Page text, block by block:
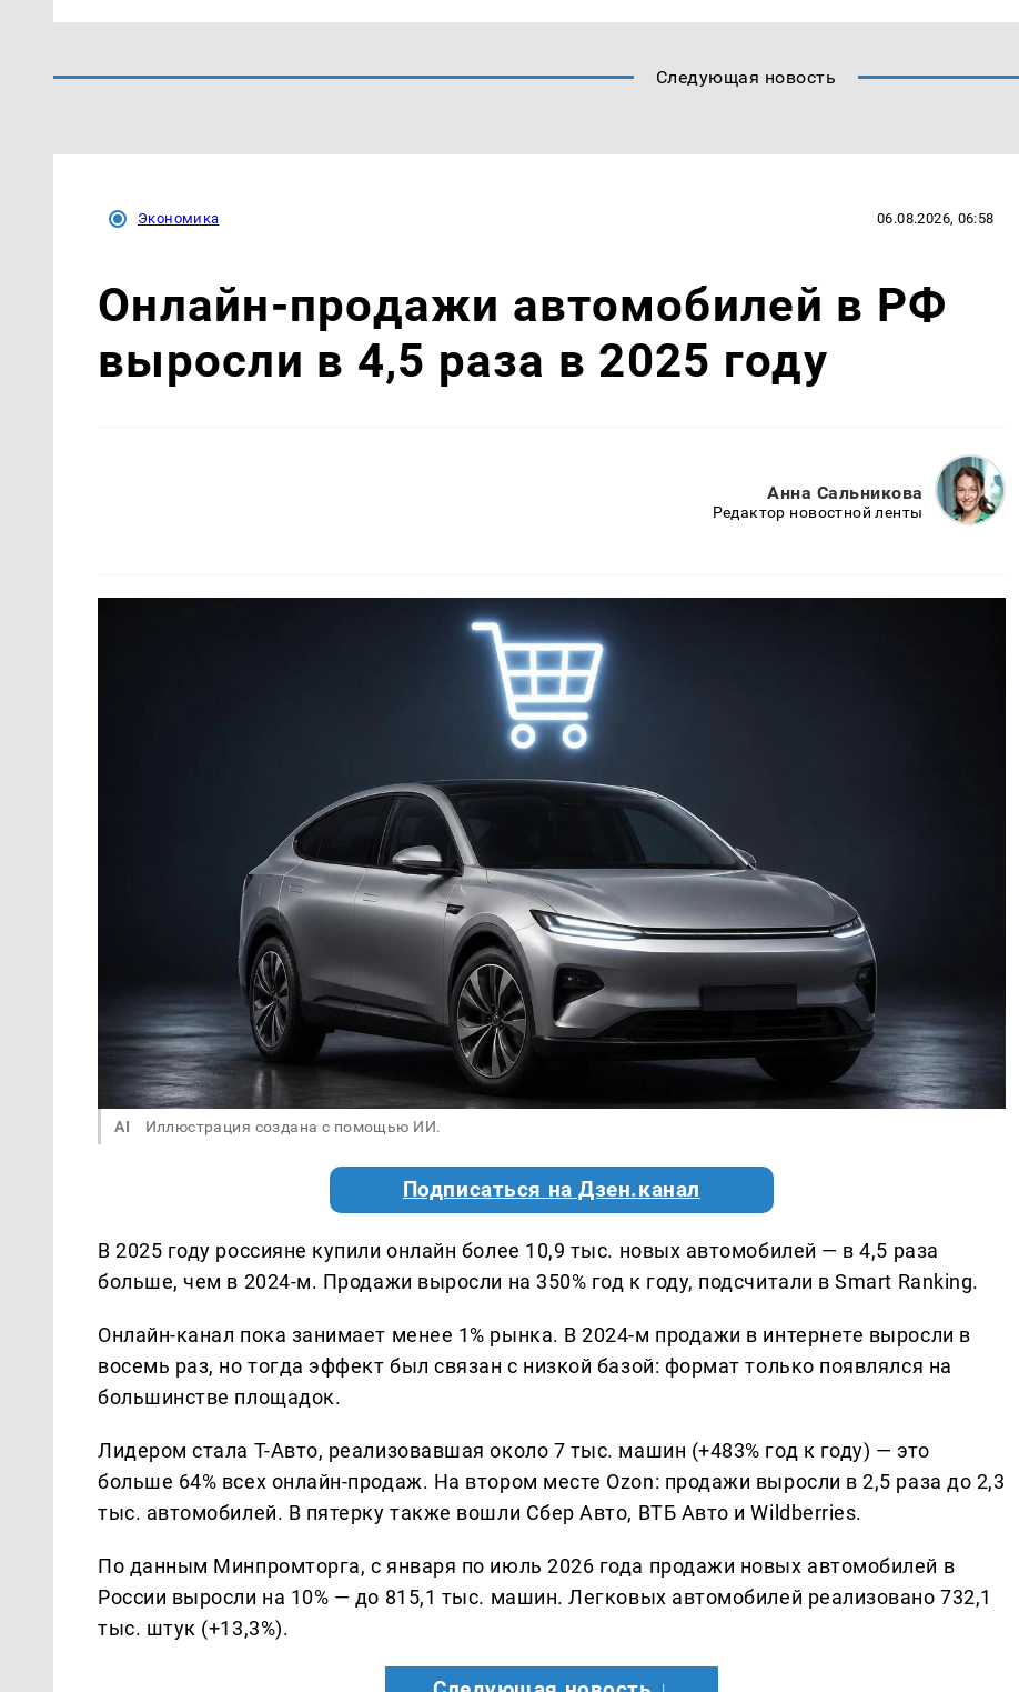
Следующая новость
Экономика 06.08.2026, 06:58
Онлайн-продажи автомобилей в РФ
выросли в 4,5 раза в 2025 году
Анна Сальникова
Редактор новостной ленты
AI Иллюстрация создана с помощью ИИ.
Подписаться на Дзен.канал
В 2025 году россияне купили онлайн более 10,9 тыс. новых автомобилей — в 4,5 раза
больше, чем в 2024-м. Продажи выросли на 350% год к году, подсчитали в Smart Ranking.
Онлайн-канал пока занимает менее 1% рынка. В 2024-м продажи в интернете выросли в
восемь раз, но тогда эффект был связан с низкой базой: формат только появлялся на
большинстве площадок.
Лидером стала Т-Авто, реализовавшая около 7 тыс. машин (+483% год к году) — это
больше 64% всех онлайн-продаж. На втором месте Ozon: продажи выросли в 2,5 раза до 2,3
тыс. автомобилей. В пятерку также вошли Сбер Авто, ВТБ Авто и Wildberries.
По данным Минпромторга, с января по июль 2026 года продажи новых автомобилей в
России выросли на 10% — до 815,1 тыс. машин. Легковых автомобилей реализовано 732,1
тыс. штук (+13,3%).